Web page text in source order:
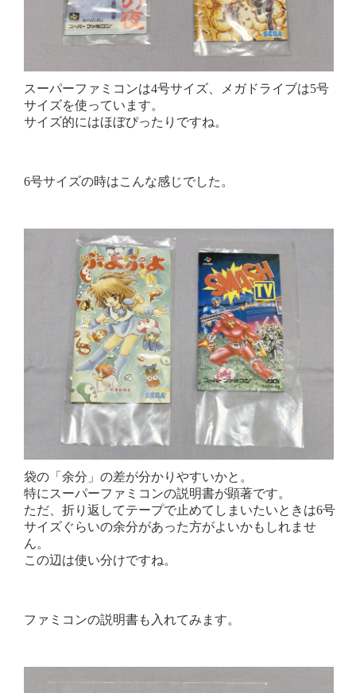
スーパーファミコンは4号サイズ、メガドライブは5号
サイズを使っています。
サイズ的にはほぼぴったりですね。
6号サイズの時はこんな感じでした。
袋の「余分」の差が分かりやすいかと。
特にスーパーファミコンの説明書が顕著です。
ただ、折り返してテープで止めてしまいたいときは6号
サイズぐらいの余分があった方がよいかもしれませ
ん。
この辺は使い分けですね。
ファミコンの説明書も入れてみます。